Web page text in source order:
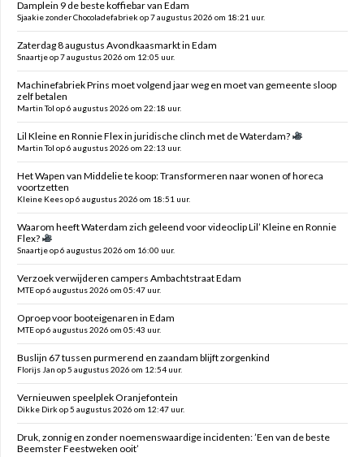
Damplein 9 de beste koffiebar van Edam
Sjaakie zonder Chocoladefabriek op 7 augustus 2026 om 18:21 uur.
Zaterdag 8 augustus Avondkaasmarkt in Edam
Snaartje op 7 augustus 2026 om 12:05 uur.
Machinefabriek Prins moet volgend jaar weg en moet van gemeente sloop
zelf betalen
Martin Tol op 6 augustus 2026 om 22:18 uur.
Lil Kleine en Ronnie Flex in juridische clinch met de Waterdam?
Martin Tol op 6 augustus 2026 om 22:13 uur.
Het Wapen van Middelie te koop: Transformeren naar wonen of horeca
voortzetten
Kleine Kees op 6 augustus 2026 om 18:51 uur.
Waarom heeft Waterdam zich geleend voor videoclip Lil’ Kleine en Ronnie
Flex?
Snaartje op 6 augustus 2026 om 16:00 uur.
Verzoek verwijderen campers Ambachtstraat Edam
MTE op 6 augustus 2026 om 05:47 uur.
Oproep voor booteigenaren in Edam
MTE op 6 augustus 2026 om 05:43 uur.
Buslijn 67 tussen purmerend en zaandam blijft zorgenkind
Florijs Jan op 5 augustus 2026 om 12:54 uur.
Vernieuwen speelplek Oranjefontein
Dikke Dirk op 5 augustus 2026 om 12:47 uur.
Druk, zonnig en zonder noemenswaardige incidenten: ’Een van de beste
Beemster Feestweken ooit’